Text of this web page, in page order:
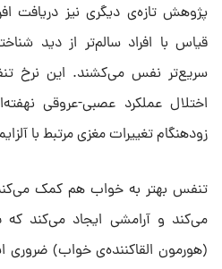
پژوهش تازه‌ی دیگری نیز دریافت
قیاس با افراد سالم‌تر از دید
سریع‌تر نفس می‌کشند. این نرخ
اختلال عملکرد عصبی-عروقی
زودهنگام تغییرات مغزی مرتبط با
تنفس بهتر به خواب هم کمک
می‌کند و آرامشی ایجاد می‌کند که
(هورمون القاکننده‌ی خواب) ضروری